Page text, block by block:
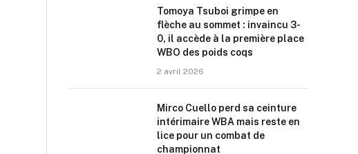
Tomoya Tsuboi grimpe en
flèche au sommet : invaincu 3-
0, il accède à la première place
WBO des poids coqs
2 avril 2026
Mirco Cuello perd sa ceinture
intérimaire WBA mais reste en
lice pour un combat de
championnat